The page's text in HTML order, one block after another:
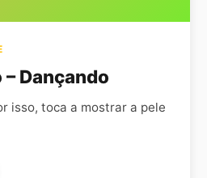
Dançando
isso, toca a mostrar a pele